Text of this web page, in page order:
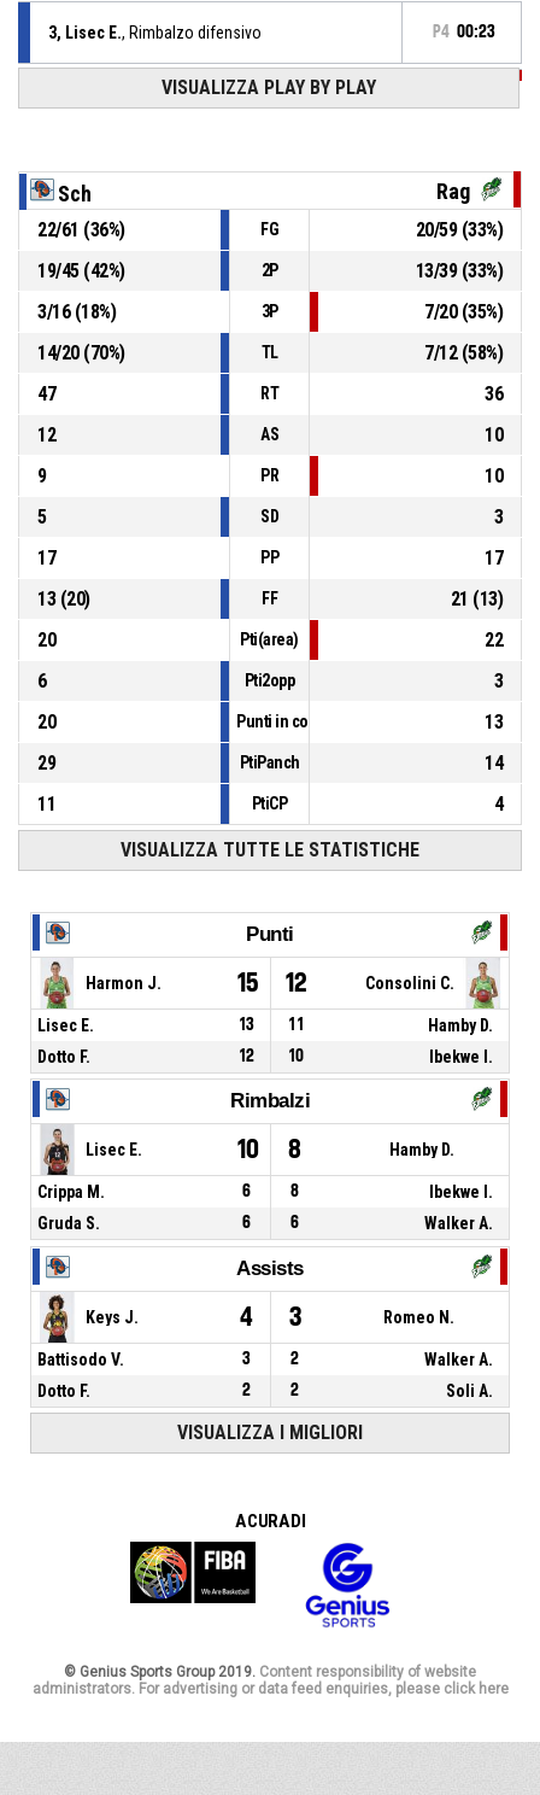
3, Lisec E., Rimbalzo difensivo P4 00:23
25, Hamby D., 2 Punti - Tiro in sospensione sbagliato
4, Consolini C., Sostituzione - Entra
P4 00:31 3, Romeo N. , Sostituzione - Esce
P4 00:31 Rimbalzo offensivo
VISUALIZZA PLAY BY PLAY
Sch Rag
22/61 (36%) FG 20/59(33%)
19/45(42%) 2P 13/39(33%)
3/16(18%) 3P 7/20(35%)
14/20(70%) TL 7/12(58%)
47
RT
36
12
AS
10
9
PR
10
5
SD
3
17
PP
17
13(20) FF 21 (13)
20
Pti(area)
22
6
Pti2opp
3
20
Punti in contropiede
13
29
PtiPanch
14
11
PtiCP 4
VISUALIZZA TUTTE LE STATISTICHE
Punti
Harmon J. 15 12 Consolini C.
Lisec E. 13 11
Hamby D.
Dotto F.
12 10 Ibekwe I.
Rimbalzi
Lisec E. 10 8 Hamby D.
Crippa M. 6 8
Ibekwe I.
Gruda S.
6 6 Walker A.
Assists
Keys J. 4 3 Romeo N.
Battisodo V. 3 2
Walker A.
Dotto F.
2 2 Soli A.
VISUALIZZA I MIGLIORI
A CURA DI
© Genius Sports Group 2019. Content responsibility of website
administrators. For advertising or data feed enquiries, please click here